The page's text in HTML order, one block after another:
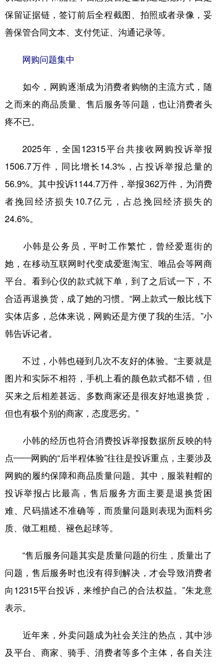
保留证据链，签订前后全程截图、拍照或者录像，妥
善保管合同文本、支付凭证、沟通记录等。
网购问题集中
如今，网购逐渐成为消费者购物的主流方式，随
之而来的商品质量、售后服务等问题，也让消费者头
疼不已。
2025年，全国12315平台共接收网购投诉举报
1506.7万件，同比增长14.3%，占投诉举报总量的
56.9%。其中投诉1144.7万件，举报362万件，为消费
者挽回经济损失10.7亿元，占总挽回经济损失的
24.6%。
小韩是公务员，平时工作繁忙，曾经爱逛街的
她，在移动互联网时代变成爱逛淘宝、唯品会等网商
平台。看到心仪的款式就下单，到了之后试一下，不
合适再退换货，成了她的习惯。“网上款式一般比线下
实体店多，总体来说，网购还是方便了我的生活。”小
韩告诉记者。
不过，小韩也碰到几次不友好的体验。“主要就是
图片和实际不相符，手机上看的颜色款式都不错，但
买来之后相差甚远。多数商家还是很友好地退换货，
但也有极个别的商家，态度恶劣。”
小韩的经历也符合消费投诉举报数据所反映的特
点——网购的“后半程体验”往往是投诉重点，主要涉及
网购的履约保障和商品质量问题。其中，服装鞋帽的
投诉举报占比最高，售后服务方面主要是退换货困
难、尺码描述不准确等，而质量问题则表现为面料劣
质、做工粗糙、褪色起球等。
“售后服务问题其实是质量问题的衍生，质量出了
问题，售后服务时也没有得到解决，才会导致消费者
向12315平台投诉，来维护自己的合法权益。”朱龙意
表示。
近年来，外卖问题成为社会关注的热点，其中涉
及平台、商家、骑手、消费者等多个主体，各自关注